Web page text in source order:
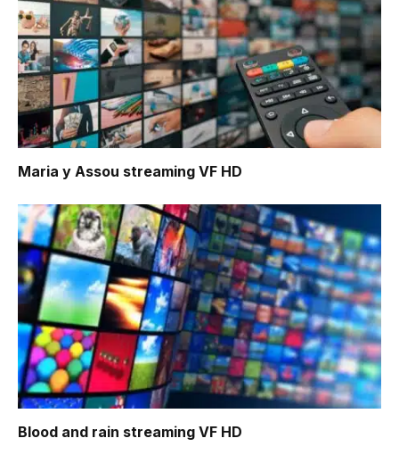
Maria y Assou streaming VF HD
Blood and rain streaming VF HD